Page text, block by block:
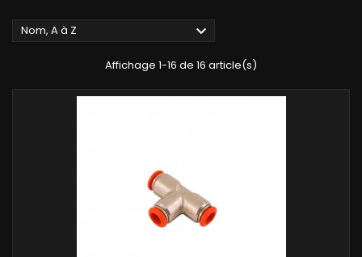
Nom, A à Z 
Affichage 1-16 de 16 article(s)